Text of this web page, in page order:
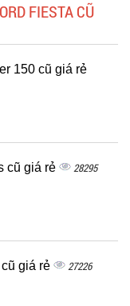
FIESTA CŨ
150 cũ giá rẻ
cũ giá rẻ 28295
giá rẻ 27226